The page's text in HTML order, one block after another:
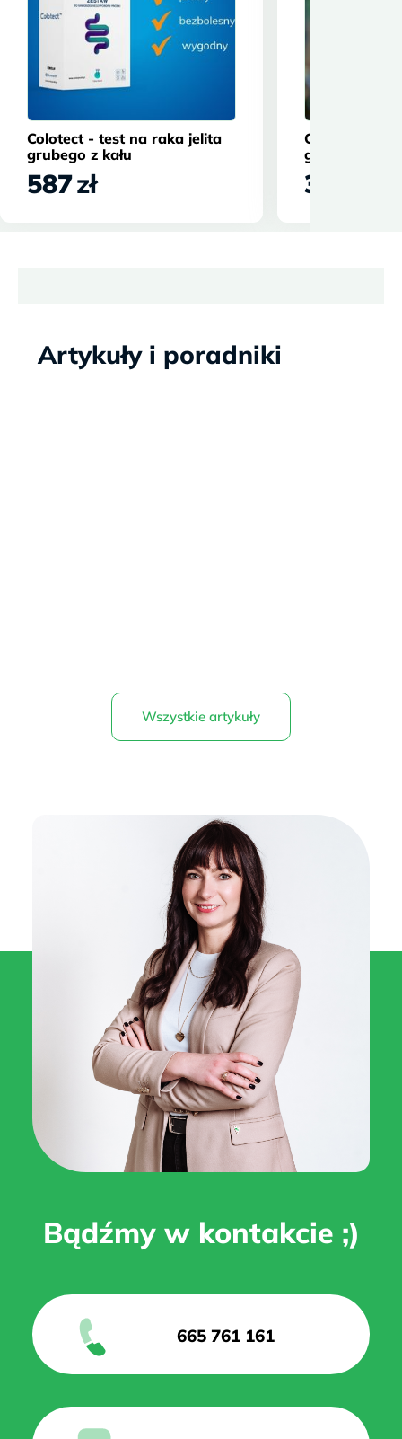
Colotect - test na raka jelita
grubego z kału
587zł
Celiakia -
genetyczne
327
Artykuły i poradniki
Wszystkie artykuły
Bądźmy w kontakcie ;)
665 761 161